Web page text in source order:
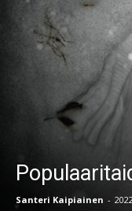
Santeri Kaipiainen -